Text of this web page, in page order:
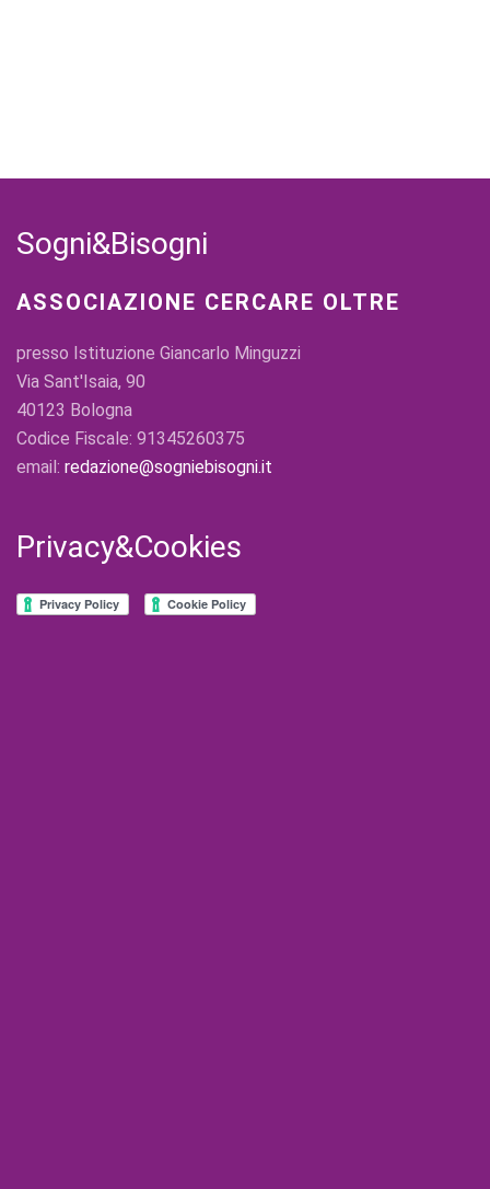
Sogni&Bisogni
ASSOCIAZIONE CERCARE OLTRE
presso Istituzione Giancarlo Minguzzi
Via Sant'Isaia, 90
40123 Bologna
Codice Fiscale: 91345260375
email: redazione@sogniebisogni.it
Privacy&Cookies